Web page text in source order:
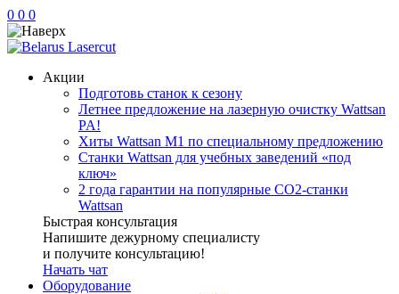
0 0 0
Акции
Подготовь станок к сезону
Летнее предложение на лазерную очистку Wattsan
PA!
Хиты Wattsan M1 по специальному предложению
Станки Wattsan для учебных заведений «под
ключ»
2 года гарантии на популярные CO2-станки
Wattsan
Быстрая консультация
Напишите дежурному специалисту
и получите консультацию!
Начать чат
Оборудование